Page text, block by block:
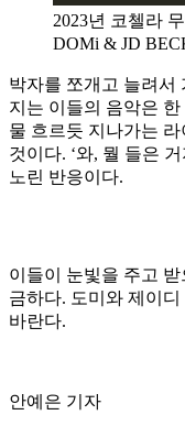
2023년 코첼라
DOMi & JD
박자를 쪼개고 늘려서
지는 이들의 음악은
물 흐르듯 지나가는
것이다. ‘와, 뭘 들은
노린 반응이다.
이들이 눈빛을 주고
금하다. 도미와 제이
바란다.
안예은 기자